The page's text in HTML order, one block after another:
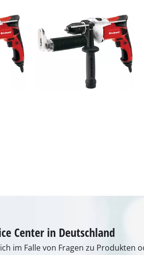
Elektroheizgeräte
Gasheizgeräte
Center in Deutschland
im Falle von Fragen zu Produkten